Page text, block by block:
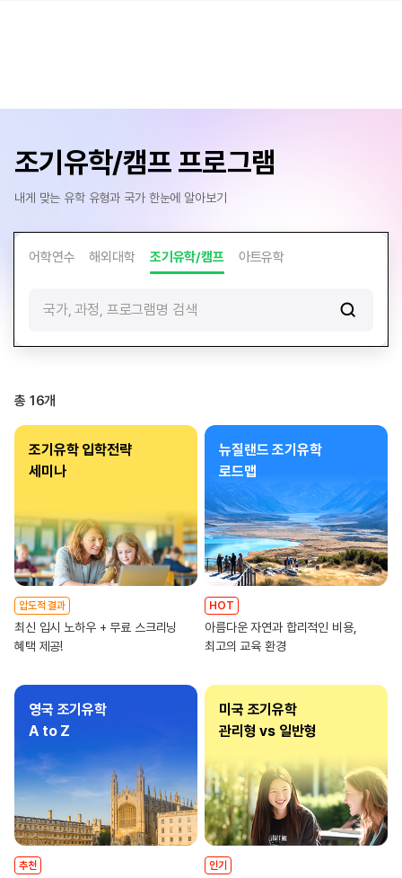
조기유학/캠프 프로그램
내게 맞는 유학 유형과 국가 한눈에 알아보기
어학연수 해외대학 조기유학/캠프 아트유학
국가, 과정, 프로그램명 검색
총 16개
조기유학 입학전략
세미나
압도적 결과
최신 입시 노하우 + 무료 스크리닝
혜택 제공!
뉴질랜드 조기유학
로드맵
HOT
아름다운 자연과 합리적인 비용,
최고의 교육 환경
영국 조기유학
A to Z
추천
미국 조기유학
관리형 vs 일반형
인기